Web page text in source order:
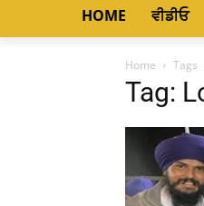
HOME ਵੀਡੀਓ
Home Tags
Tag: